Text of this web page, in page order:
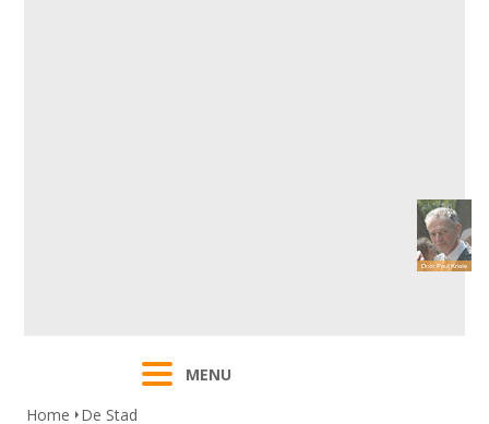
MENU
Home
De Stad